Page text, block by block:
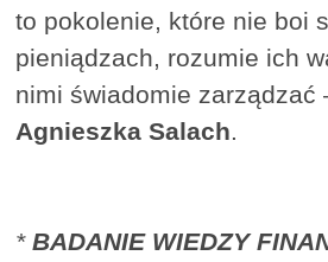
to pokolenie, które nie boi
pieniądzach, rozumie ich
nimi świadomie zarządzać
Agnieszka Salach.
*BADANIE WIEDZY